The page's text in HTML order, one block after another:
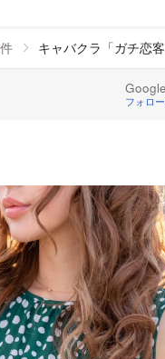
キャバクラ「ガチ恋
フォロ